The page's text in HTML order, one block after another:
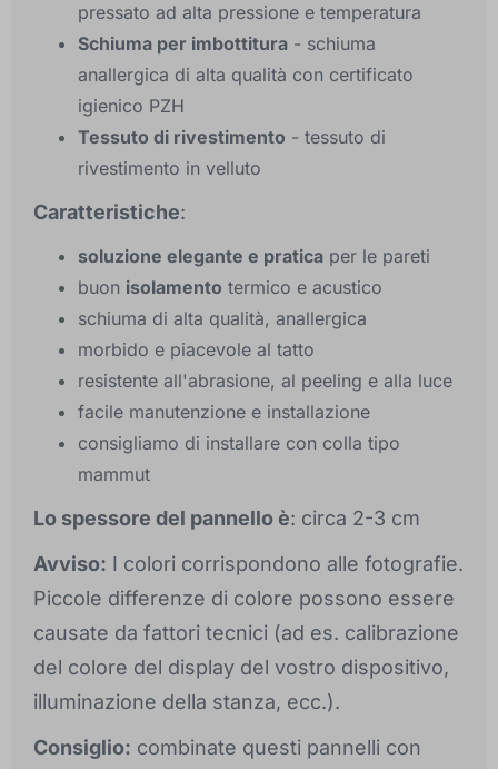
pressato ad alta pressione e temperatura
Schiuma per imbottitura - schiuma
anallergica di alta qualità con certificato
igienico PZH
Tessuto di rivestimento - tessuto di
rivestimento in velluto
Caratteristiche:
soluzione elegante e pratica per le pareti
buon isolamento termico e acustico
schiuma di alta qualità, anallergica
morbido e piacevole al tatto
resistente all'abrasione, al peeling e alla luce
facile manutenzione e installazione
consigliamo di installare con colla tipo
mammut
Lo spessore del pannello è: circa 2-3 cm
Avviso: I colori corrispondono alle fotografie.
Piccole differenze di colore possono essere
causate da fattori tecnici (ad es. calibrazione
del colore del display del vostro dispositivo,
illuminazione della stanza, ecc.).
Consiglio: combinate questi pannelli con